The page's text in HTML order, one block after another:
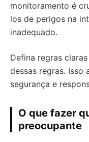
monitoramento é
los de perigos na
inadequado.
Defina regras
dessas regras. Isso
segurança e
O que fazer
preocupante